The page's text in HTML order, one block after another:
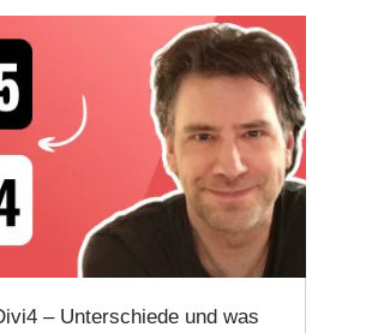
– Unterschiede und was